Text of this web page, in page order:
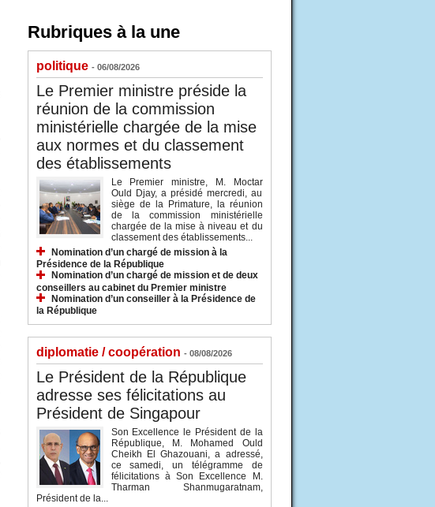
Rubriques à la une
politique - 06/08/2026
Le Premier ministre préside la
réunion de la commission
ministérielle chargée de la mise
aux normes et du classement
des établissements
Le Premier ministre, M. Moctar
Ould Djay, a présidé mercredi, au
siège de la Primature, la réunion
de la commission ministérielle
chargée de la mise à niveau et du
classement des établissements...
Nomination d’un chargé de mission à la
Présidence de la République
Nomination d’un chargé de mission et de deux
conseillers au cabinet du Premier ministre
Nomination d’un conseiller à la Présidence de
la République
diplomatie / coopération - 08/08/2026
Le Président de la République
adresse ses félicitations au
Président de Singapour
Son Excellence le Président de la
République, M. Mohamed Ould
Cheikh El Ghazouani, a adressé,
ce samedi, un télégramme de
félicitations à Son Excellence M.
Tharman Shanmugaratnam,
Président de la...